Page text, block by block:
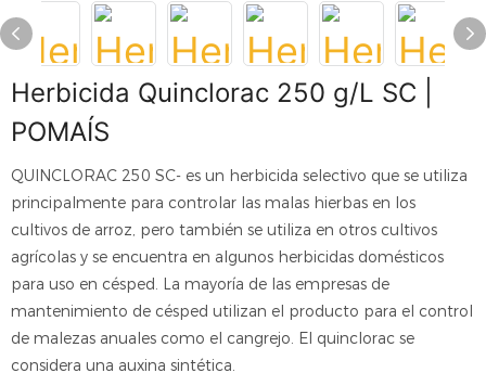
Herbicida Quinclorac 250 g/L SC |
POMAÍS
QUINCLORAC 250 SC- es un herbicida selectivo que se utiliza
principalmente para controlar las malas hierbas en los
cultivos de arroz, pero también se utiliza en otros cultivos
agrícolas y se encuentra en algunos herbicidas domésticos
para uso en césped. La mayoría de las empresas de
mantenimiento de césped utilizan el producto para el control
de malezas anuales como el cangrejo. El quinclorac se
considera una auxina sintética.